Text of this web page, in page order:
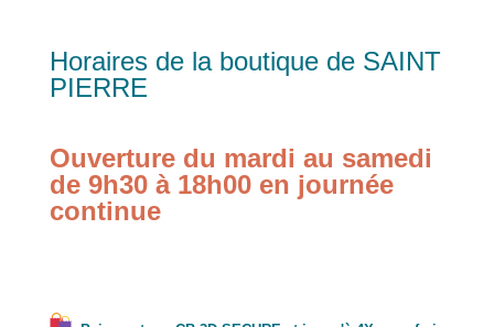
Horaires de la boutique de SAINT
PIERRE
Ouverture du mardi au samedi
de 9h30 à 18h00 en journée
continue